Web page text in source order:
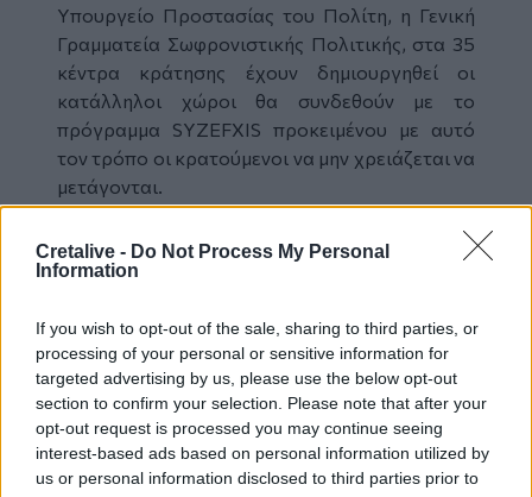
Cretalive - Do Not Process My Personal
Information
If you wish to opt-out of the sale, sharing to third parties, or
processing of your personal or sensitive information for
targeted advertising by us, please use the below opt-out
section to confirm your selection. Please note that after your
opt-out request is processed you may continue seeing
interest-based ads based on personal information utilized by
us or personal information disclosed to third parties prior to
Υπουργείο Προστασίας του Πολίτη, η Γενική
Γραμματεία Σωφρονιστικής Πολιτικής, στα 35
κέντρα κράτησης έχουν δημιουργηθεί οι
κατάλληλοι χώροι θα συνδεθούν με το
πρόγραμμα SYZEFXIS προκειμένου με αυτό
τον τρόπο οι κρατούμενοι να μην χρειάζεται να
μετάγονται.
Και ασφαλώς εκ μέρους και των τριών
συνάδελφων θέλω να υπενθυμίσω σε όλους ότι
έχει ψηφιστεί μια πολύ μεγάλη αλλαγή η οποία
από την ελληνική αστυνομία, έχει γίνει
σπουδαία δουλειά από τα Υπουργεία
Ψηφιακής Διακυβέρνησης και Δικαιοσύνης και
από το Υπουργείο Προστασίας του Πολίτη και
πλέον σε λίγες εβδομάδες αυτή η μεγάλη
αλλαγή θα γίνει επίσης πράξη» .